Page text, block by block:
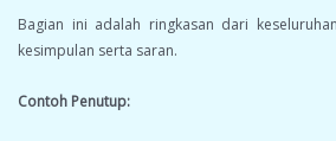
Bagian ini adalah ringkasan dari
kesimpulan serta saran.
Contoh Penutup: